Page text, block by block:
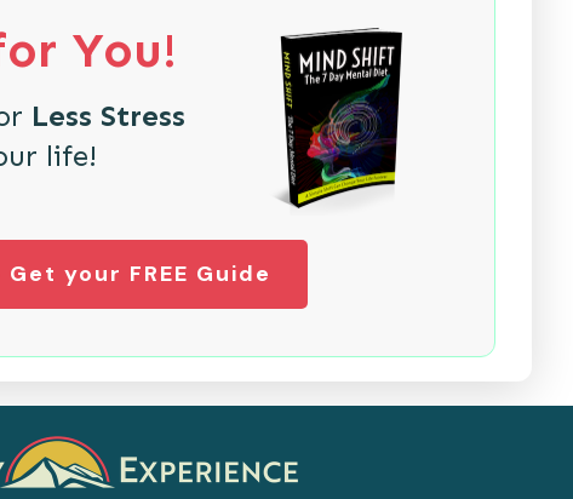
You!
Less Stress
life!
your FREE Guide